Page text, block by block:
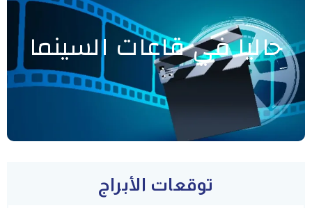
حاليا في قاعات السينما
توقعات الأبراج